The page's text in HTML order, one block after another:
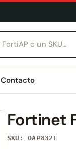
Contacto
Fortinet
SKU: OAP832E